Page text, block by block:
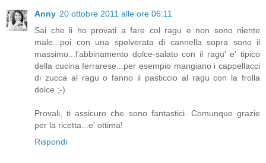
Anny 20 ottobre 2011 alle ore 06:11
Sai che li ho provati a fare col ragu e non sono niente
male...poi con una spolverata di cannella sopra sono il
massimo...l'abbinamento dolce-salato con il ragu' e' tipico
della cucina ferrarese...per esempio mangiano i cappellacci
di zucca al ragu o fanno il pasticcio al ragu con la frolla
dolce ;-)
Provali, ti assicuro che sono fantastici. Comunque grazie
per la ricetta...e' ottima!
Rispondi